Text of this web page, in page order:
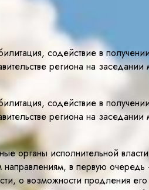
содействие в
региона на
содействие в
региона на
органы исполнительной
направлениям, в первую
о возможности продления